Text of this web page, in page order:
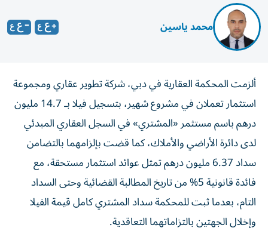
محمد ياسين
ألزمت المحكمة العقارية في دبي، شركة تطوير عقاري ومجموعة
استثمار تعملان في مشروع شهير، بتسجيل فيلا بـ 14.7 مليون
درهم باسم مستثمر «المشتري» في السجل العقاري المبدئي
لدى دائرة الأراضي والأملاك، كما قضت بإلزامهما بالتضامن
سداد 6.37 مليون درهم تمثل عوائد استثمار مستحقة، مع
فائدة قانونية 5% من تاريخ المطالبة القضائية وحتى السداد
التام، بعدما ثبت للمحكمة سداد المشتري كامل قيمة الفيلا
وإخلال الجهتين بالتزاماتهما التعاقدية.